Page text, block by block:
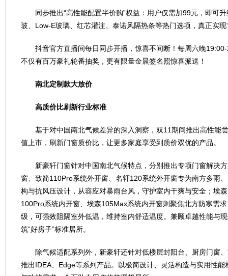
同步推出“高性能配置半价购”权益：用户仅需加99元，即可
玻、Low-E玻璃、红芯灌注、泰诺风隔热条等热门选项，真正实现
抖音官方直播间每日同步开播，惊喜不间断！每周六晚
不仅有百万豪礼轮番抽奖，更有限量金晨签名照惊喜派送！
南北定制款大放价
高质价比刷新行业标准
基于对中国南北气候差异的深入洞察，双11期间推出高性能
值上市，刷新门窗质价比，让更多家庭享受到质价双优的产品。
新豪轩门窗针对中国南北气候特点，分别推出专项门窗解决
窗、致简110Pro系统外开窗、名轩120系统外开窗专为南方多雨
构与抗风压设计，从容应对暴雨台风，守护室内干爽与安全；埃
100Pro系统内开窗、埃森105Max系统内开窗则聚焦北方防寒需
级，可强效阻隔室外低温，维持室内舒适温度。兼顾卓越性能与
筑“好房子”标准居所。
除气候适配系列外，新豪轩还针对低楼层封阳台、厨房门窗
推出IDEA、Edge等系列产品。以极简设计、灵活构造与实用性